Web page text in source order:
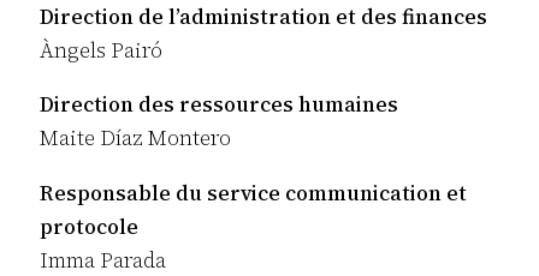
Direction de l’administration et des finances
Àngels Pairó
Direction des ressources humaines
Maite Díaz Montero
Responsable du service communication et
protocole
Imma Parada